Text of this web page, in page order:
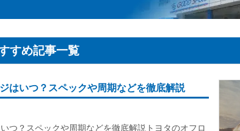
すめ記事一覧
はいつ？スペックや周期などを徹底解説
つ？スペックや周期などを徹底解説トヨタのオフロ